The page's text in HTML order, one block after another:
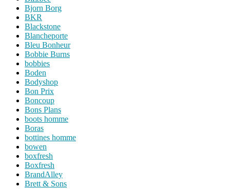
Bjorn Borg
BKR
Blackstone
Blancheporte
Bleu Bonheur
Bobbie Burns
bobbies
Boden
Bodyshop
Bon Prix
Boncoup
Bons Plans
boots homme
Boras
bottines homme
bowen
boxfresh
Boxfresh
BrandAlley
Brett & Sons